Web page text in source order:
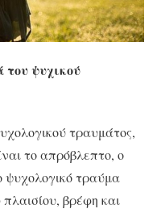
ψυχικού
τραυμάτος,
το απρόβλεπτο, ο
ψυχολογικό τραύμα
πλαισίου, βρέφη και